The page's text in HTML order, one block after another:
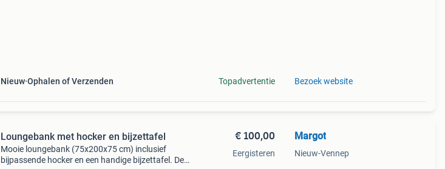
Nieuw Ophalen of Verzenden Topadvertentie Bezoek website
Loungebank met hocker en bijzettafel
Mooie loungebank (75x200x75 cm) inclusief
bijpassende hocker en een handige bijzettafel. De
€ 100,00
Eergisteren
Margot
Nieuw-Vennep